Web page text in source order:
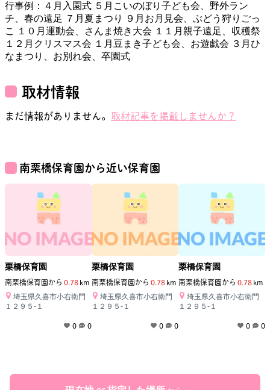
行事例：４月入園式 ５月こいのぼり子ども会、野外ラン
チ、春の遠足 ７月夏まつり ９月お月見会、ぶどう狩りごっ
こ １０月運動会、さんま焼き大会 １１月親子遠足、収穫祭
１２月クリスマス会 １月豆まき子ども会、お遊戯会 ３月ひ
なまつり、お別れ会、卒園式
取材情報
まだ情報がありません。 取材記事を掲載しませんか？
南栗橋保育園から近い保育園
栗橋保育園
南栗橋保育園から 0.78 km
埼玉県久喜市小右衛門
１２９５‐１
0 0
栗橋保育園
南栗橋保育園から 0.78 km
埼玉県久喜市小右衛門
１２９５‐１
0 0
栗橋保育園
南栗橋保育園から 0.78 km
埼玉県久喜市小右衛門
１２９５‐１
0 0